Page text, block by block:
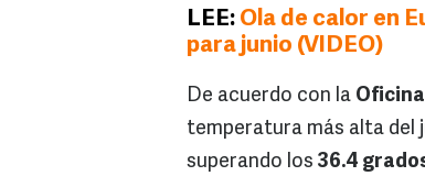
LEE: Ola de calor en
para junio (VIDEO)
De acuerdo con la
temperatura más alta del
superando los 36.4